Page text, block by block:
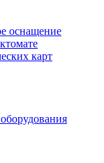
оснащение
карт